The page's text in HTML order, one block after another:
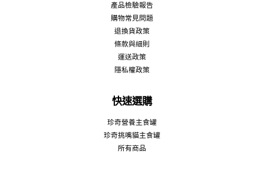
產品檢驗報告
購物常見問題
退換貨政策
條款與細則
運送政策
隱私權政策
快速選購
珍奇營養主食罐
珍奇挑嘴貓主食罐
所有商品